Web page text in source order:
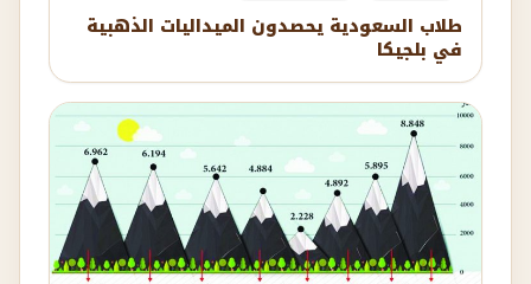
طلاب السعودية يحصدون الميداليات الذهبية
في بلجيكا